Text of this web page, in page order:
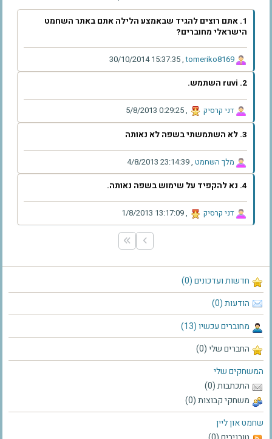
חדשות ועדכונים (0)
הודעות (0)
מחוברים עכשיו (13)
החברים שלי (0)
המשחקים שלי
התכתבות (0)
משחקי קבוצות (0)
שחמט און ליין
1. אתם רוצים להגיד שבאמצע הלילה אתם באתר השחמט
הישראלי מחוברים?
‫tomeriko8169‬
,
‫30/10/2014 15:37:35‬
2. ruvi השתמש.
‫דני קרסיק‬ ,
‫5/8/2013 0:29:25‬
3. לא השתמשתי בשפה לא נאותה
‫מלך השחמט‬ ,
‫4/8/2013 23:14:39‬
4. נא להקפיד על שימוש בשפה נאותה.
‫דני קרסיק‬ ,
‫1/8/2013 13:17:09‬